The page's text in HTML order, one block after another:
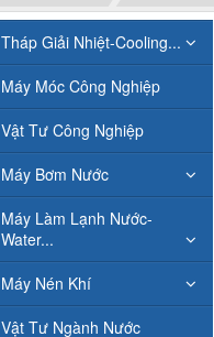
Liên hệ
MOTO THÁP GIẢI NHIỆT
NƯỚC
Tháp Giải Nhiệt-Cooling...
Máy Móc Công Nghiệp
Vật Tư Công Nghiệp
Máy Bơm Nước
Máy Làm Lạnh Nước-
Water...
Máy Nén Khí
Vật Tư Ngành Nước